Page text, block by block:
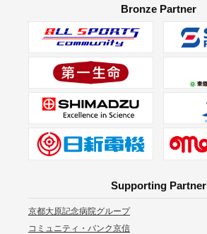
Bronze Partner
Supporting Partner
京都大原記念病院グループ
コミュニティ・バンク京信